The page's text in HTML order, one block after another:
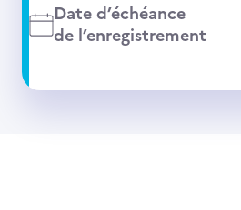
Date d’échéance
de l’enregistrement